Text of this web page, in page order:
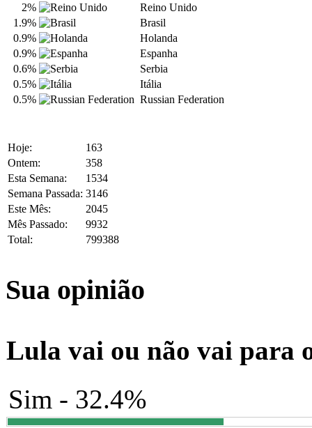
2%
Reino Unido
1.9%
Brasil
0.9%
Holanda
0.9%
Espanha
0.6%
Serbia
0.5%
Itália
0.5%
Russian Federation
Hoje:
163
Ontem:
358
Esta Semana:
1534
Semana Passada: 3146
Este Mês:
2045
Mês Passado:
9932
Total:
799388
Sua opinião
Lula vai ou não vai para
Sim - 32.4%